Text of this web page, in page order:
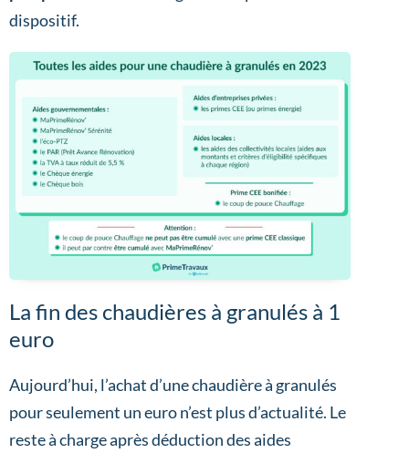
dispositif.
La fin des chaudières à granulés à 1
euro
Aujourd’hui, l’achat d’une chaudière à granulés
pour seulement un euro n’est plus d’actualité. Le
reste à charge après déduction des aides